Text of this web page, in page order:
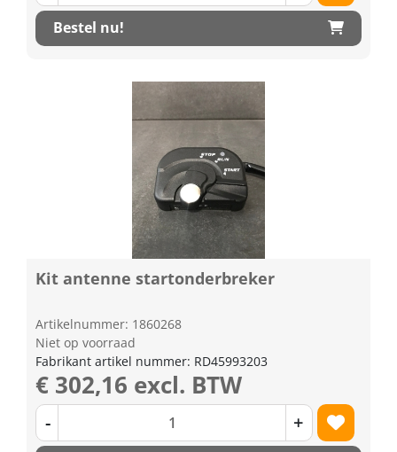
Bestel nu!
Kit antenne startonderbreker
Artikelnummer: 1860268
Niet op voorraad
Fabrikant artikel nummer: RD45993203
€ 302,16 excl. BTW
- +